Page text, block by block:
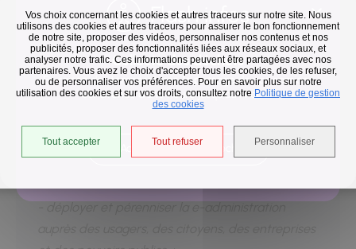
Vos choix concernant les cookies et autres traceurs sur notre site. Nous
utilisons des cookies et autres traceurs pour assurer le bon fonctionnement
de notre site, proposer des vidéos, personnaliser nos contenus et nos
publicités, proposer des fonctionnalités liées aux réseaux sociaux, et
analyser notre trafic. Ces informations peuvent être partagées avec nos
partenaires. Vous avez le choix d'accepter tous les cookies, de les refuser,
ou de personnaliser vos préférences. Pour en savoir plus sur notre
utilisation des cookies et sur vos droits, consultez notre Politique de gestion
des cookies
Tout accepter Tout refuser Personnaliser
Flash infos
Collecte des déchets
En raison des températures, le passage de nos camions
est avancé d'une heure jusqu'au 14 août.
Accéder à l'univers déchets
Résumé du projet proposé par le porteur lors de
sa demande de subvention :
La ville de Viry Chatillon s'engage à poursuivre ses
efforts et à mettre en œuvre les dernières
dans le cadre du fonds FEDER 2021-2027, les
les moyens humains et financiers pour :